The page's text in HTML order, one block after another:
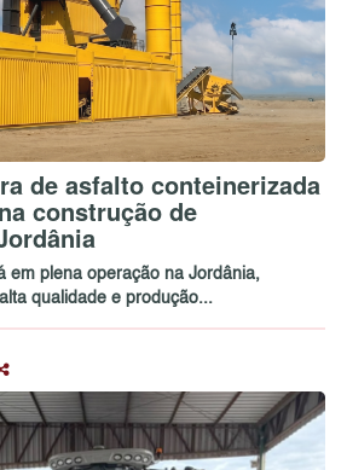
de asfalto conteinerizada
construção de
em plena operação na Jordânia,
qualidade e produção...